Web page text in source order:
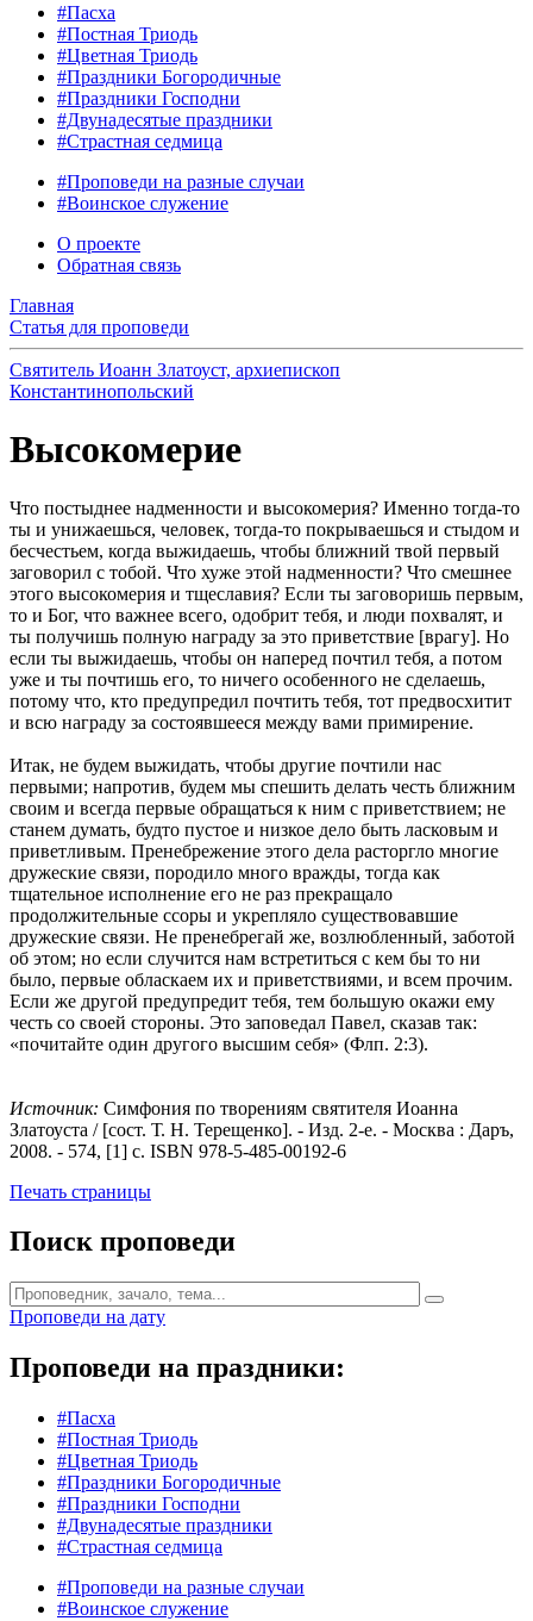
#Пасха
#Постная Триодь
#Цветная Триодь
#Праздники Богородичные
#Праздники Господни
#Двунадесятые праздники
#Страстная седмица
#Проповеди на разные случаи
#Воинское служение
О проекте
Обратная связь
Главная
Статья для проповеди
Святитель Иоанн Златоуст, архиепископ
Константинопольский
Высокомерие
Что постыднее надменности и высокомерия? Именно тогда-то
ты и унижаешься, человек, тогда-то покрываешься и стыдом и
бесчестьем, когда выжидаешь, чтобы ближний твой первый
заговорил с тобой. Что хуже этой надменности? Что смешнее
этого высокомерия и тщеславия? Если ты заговоришь первым,
то и Бог, что важнее всего, одобрит тебя, и люди похвалят, и
ты получишь полную награду за это приветствие [врагу]. Но
если ты выжидаешь, чтобы он наперед почтил тебя, а потом
уже и ты почтишь его, то ничего особенного не сделаешь,
потому что, кто предупредил почтить тебя, тот предвосхитит
и всю награду за состоявшееся между вами примирение.
Итак, не будем выжидать, чтобы другие почтили нас
первыми; напротив, будем мы спешить делать честь ближним
своим и всегда первые обращаться к ним с приветствием; не
станем думать, будто пустое и низкое дело быть ласковым и
приветливым. Пренебрежение этого дела расторгло многие
дружеские связи, породило много вражды, тогда как
тщательное исполнение его не раз прекращало
продолжительные ссоры и укрепляло существовавшие
дружеские связи. Не пренебрегай же, возлюбленный, заботой
об этом; но если случится нам встретиться с кем бы то ни
было, первые обласкаем их и приветствиями, и всем прочим.
Если же другой предупредит тебя, тем большую окажи ему
честь со своей стороны. Это заповедал Павел, сказав так:
«почитайте один другого высшим себя» (Флп. 2:3).
Источник: Симфония по творениям святителя Иоанна
Златоуста / [сост. Т. Н. Терещенко]. - Изд. 2-е. - Москва : Даръ,
2008. - 574, [1] с. ISBN 978-5-485-00192-6
Печать страницы
Поиск проповеди
Проповеди на дату
Проповеди на праздники:
#Пасха
#Постная Триодь
#Цветная Триодь
#Праздники Богородичные
#Праздники Господни
#Двунадесятые праздники
#Страстная седмица
#Проповеди на разные случаи
#Воинское служение